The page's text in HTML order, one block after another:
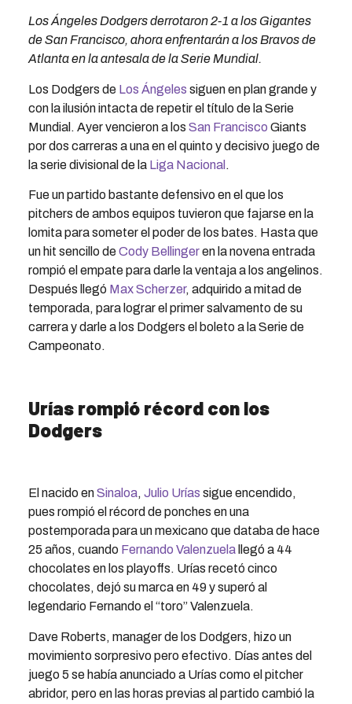
Los Ángeles Dodgers derrotaron 2-1 a los Gigantes
de San Francisco, ahora enfrentarán a los Bravos de
Atlanta en la antesala de la Serie Mundial.
Los Dodgers de Los Ángeles siguen en plan grande y
con la ilusión intacta de repetir el título de la Serie
Mundial. Ayer vencieron a los San Francisco Giants
por dos carreras a una en el quinto y decisivo juego de
la serie divisional de la Liga Nacional .
Fue un partido bastante defensivo en el que los
pitchers de ambos equipos tuvieron que fajarse en la
lomita para someter el poder de los bates. Hasta que
un hit sencillo deCody Bellingeren la novena entrada
rompió el empate para darle la ventaja a los angelinos.
Después llegó Max Scherzer, adquirido a mitad de
temporada, para lograr el primer salvamento de su
carrera y darle a los Dodgers el boleto a la Serie de
Campeonato.
Urías rompió récord con los
Dodgers
El nacido enSinaloa, Julio Urías sigue encendido,
pues rompió el récord de ponches en una
postemporada para un mexicano que databa de hace
25 años, cuando Fernando Valenzuelallegó a 44
chocolates en los playoffs. Urías recetó cinco
chocolates, dejó su marca en 49 y superó al
legendario Fernando el “toro” Valenzuela.
Dave Roberts, manager de los Dodgers, hizo un
movimiento sorpresivo pero efectivo. Días antes del
juego 5 se había anunciado a Urías como el pitcher
abridor, pero en las horas previas al partido cambió la